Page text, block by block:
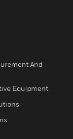
And
Equipment